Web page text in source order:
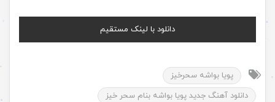
دانلود با لینک مستقیم
پویا بواشه سحرخیز
دانلود آهنگ جدید پویا بواشه بنام سحر خیز